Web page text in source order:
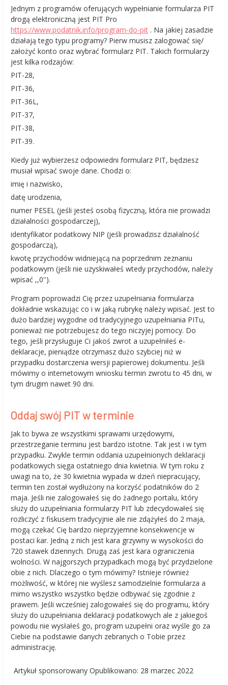
Jednym z programów oferujących wypełnianie formularza PIT
drogą elektroniczną jest PIT Pro
https://www.podatnik.info/program-do-pit . Na jakiej zasadzie
działają tego typu programy? Pierw musisz zalogować się/
założyć konto oraz wybrać formularz PIT. Takich formularzy
jest kilka rodzajów:
PIT-28,
PIT-36,
PIT-36L,
PIT-37,
PIT-38,
PIT-39.
Kiedy już wybierzesz odpowiedni formularz PIT, będziesz
musiał wpisać swoje dane. Chodzi o:
imię i nazwisko,
datę urodzenia,
numer PESEL (jeśli jesteś osobą fizyczną, która nie prowadzi
działalności gospodarczej),
identyfikator podatkowy NIP (jeśli prowadzisz działalność
gospodarczą),
kwotę przychodów widniejącą na poprzednim zeznaniu
podatkowym (jeśli nie uzyskiwałeś wtedy przychodów, należy
wpisać ,,0'').
Program poprowadzi Cię przez uzupełniania formularza
dokładnie wskazując co i w jaką rubrykę należy wpisać. Jest to
dużo bardziej wygodne od tradycyjnego uzupełniania PITu,
ponieważ nie potrzebujesz do tego niczyjej pomocy. Do
tego, jeśli przysługuje Ci jakoś zwrot a uzupełniłeś e-
deklaracje, pieniądze otrzymasz dużo szybciej niż w
przypadku dostarczenia wersji papierowej dokumentu. Jeśli
mówimy o internetowym wniosku termin zwrotu to 45 dni, w
tym drugim nawet 90 dni.
Oddaj swój PIT w terminie
Jak to bywa ze wszystkimi sprawami urzędowymi,
przestrzeganie terminu jest bardzo istotne. Tak jest i w tym
przypadku. Zwykle termin oddania uzupełnionych deklaracji
podatkowych sięga ostatniego dnia kwietnia. W tym roku z
uwagi na to, że 30 kwietnia wypada w dzień niepracujący,
termin ten został wydłużony na korzyść podatników do 2
maja. Jeśli nie zalogowałeś się do żadnego portalu, który
służy do uzupełniania formularzy PIT lub zdecydowałeś się
rozliczyć z fiskusem tradycyjnie ale nie zdążyłeś do 2 maja,
mogą czekać Cię bardzo nieprzyjemne konsekwencje w
postaci kar. Jedną z nich jest kara grzywny w wysokości do
720 stawek dziennych. Drugą zaś jest kara ograniczenia
wolności. W najgorszych przypadkach mogą być przydzielone
obie z nich. Dlaczego o tym mówimy? Istnieje również
możliwość, w której nie wyślesz samodzielnie formularza a
mimo wszystko wszystko będzie odbywać się zgodnie z
prawem. Jeśli wcześniej zalogowałeś się do programu, który
służy do uzupełniania deklaracji podatkowych ale z jakiegoś
powodu nie wysłałeś go, program uzupełni oraz wyśle go za
Ciebie na podstawie danych zebranych o Tobie przez
administrację.
Artykuł sponsorowany Opublikowano: 28 marzec 2022